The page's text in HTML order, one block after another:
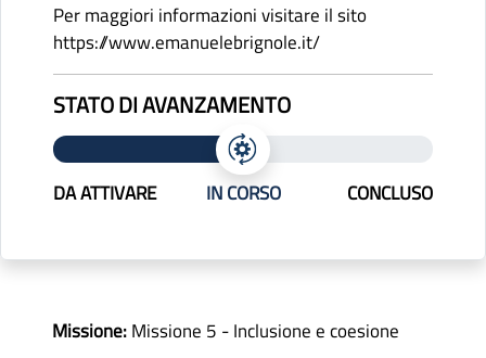
Per maggiori informazioni visitare il sito
https://www.emanuelebrignole.it/
STATO DI AVANZAMENTO
DA ATTIVARE IN CORSO CONCLUSO
Missione:Missione 5 - Inclusione e coesione